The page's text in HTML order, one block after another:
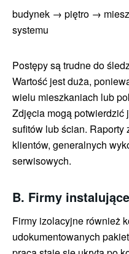
budynek → piętro →
systemu
Postępy są trudne do
Wartość jest duża,
wielu mieszkaniach lub
Zdjęcia mogą potwierdzić
sufitów lub ścian. Raporty
klientów, generalnych
serwisowych.
B. Firmy
Firmy izolacyjne również
udokumentowanych